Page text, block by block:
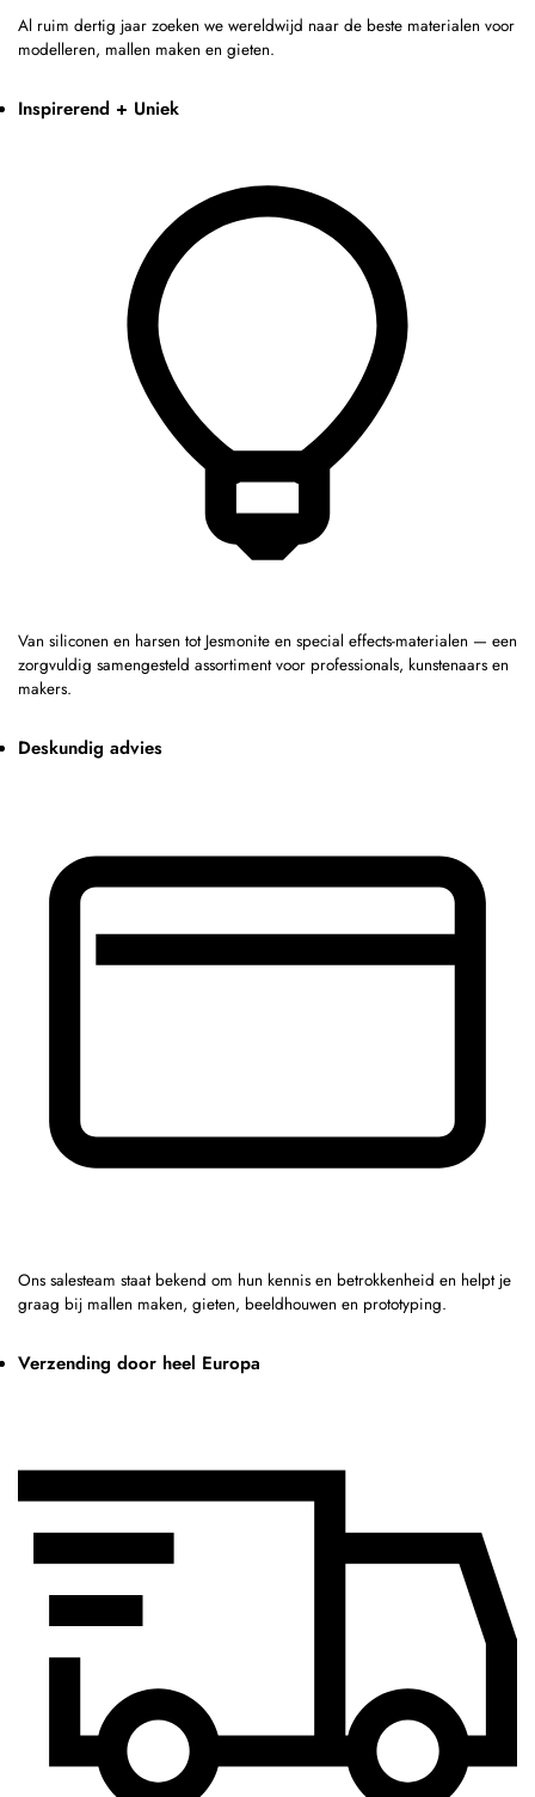
Al ruim dertig jaar zoeken we wereldwijd naar de beste materialen voor
modelleren, mallen maken en gieten.
Inspirerend + Uniek
Van siliconen en harsen tot Jesmonite en special effects-materialen — een
zorgvuldig samengesteld assortiment voor professionals, kunstenaars en
makers.
Deskundig advies
Ons salesteam staat bekend om hun kennis en betrokkenheid en helpt je
graag bij mallen maken, gieten, beeldhouwen en prototyping.
Verzending door heel Europa